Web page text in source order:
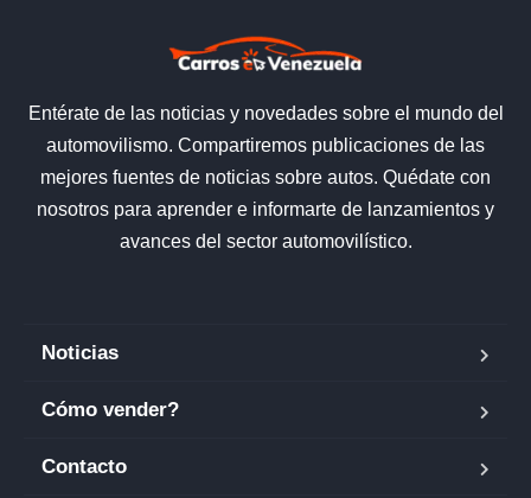
Entérate de las noticias y novedades sobre el mundo del
automovilismo. Compartiremos publicaciones de las
mejores fuentes de noticias sobre autos. Quédate con
nosotros para aprender e informarte de lanzamientos y
avances del sector automovilístico.
Noticias
Cómo vender?
Contacto